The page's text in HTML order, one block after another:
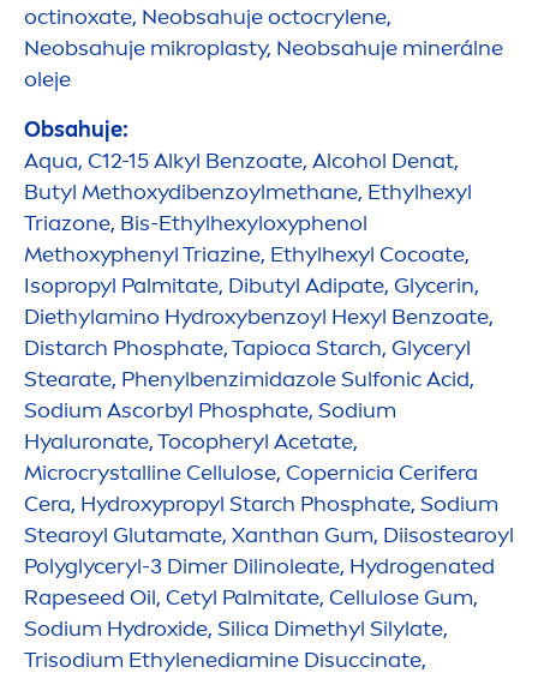
octinoxate, Neobsahuje octocrylene,
Neobsahuje mikroplasty, Neobsahuje minerálne
oleje
Obsahuje:
Aqua, C12-15 Alkyl Benzoate, Alcohol Denat,
Butyl Methoxydibenzoylmethane, Ethylhexyl
Triazone, Bis-Ethylhexyloxyphenol
Methoxyphenyl Triazine, Ethylhexyl Cocoate,
Isopropyl Palmitate, Dibutyl Adipate, Glycerin,
Diethylamino Hydroxybenzoyl Hexyl Benzoate,
Distarch Phosphate, Tapioca Starch, Glyceryl
Stearate, Phenylbenzimidazole Sulfonic Acid,
Sodium Ascorbyl Phosphate, Sodium
Hyaluronate, Tocopheryl Acetate,
Microcrystalline Cellulose, Copernicia Cerifera
Cera, Hydroxypropyl Starch Phosphate, Sodium
Stearoyl Glutamate, Xanthan Gum, Diisostearoyl
Polyglyceryl-3 Dimer Dilinoleate, Hydrogenated
Rapeseed Oil, Cetyl Palmitate, Cellulose Gum,
Sodium Hydroxide, Silica Dimethyl Silylate,
Trisodium Ethylenediamine Disuccinate,